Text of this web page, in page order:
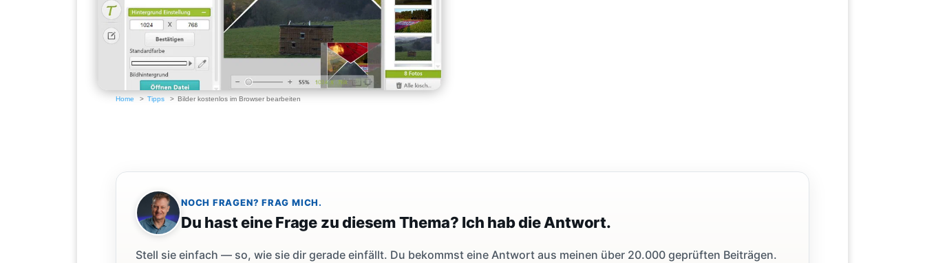
Home Tipps Bilder kostenlos im Browser bearbeiten
NOCH FRAGEN? FRAG MICH.
Du hast eine Frage zu diesem Thema? Ich hab die Antwort.
Stell sie einfach — so, wie sie dir gerade einfällt. Du bekommst eine Antwort aus meinen über 20.000 geprüften Beiträgen.